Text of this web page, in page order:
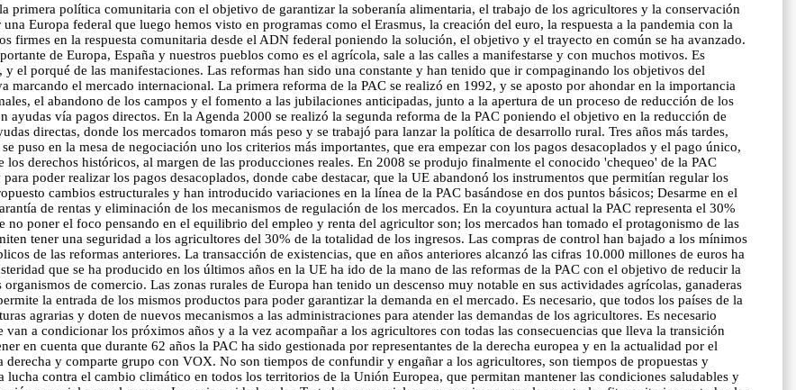
primera política comunitaria con el objetivo de garantizar la soberanía alimentaria, el trabajo de los agricultores y la conservación
Europa federal que luego hemos visto en programas como el Erasmus, la creación del euro, la respuesta a la pandemia con la
firmes en la respuesta comunitaria desde el ADN federal poniendo la solución, el objetivo y el trayecto en común se ha avanzado.
de Europa, España y nuestros pueblos como es el agrícola, sale a las calles a manifestarse y con muchos motivos. Es
el porqué de las manifestaciones. Las reformas han sido una constante y han tenido que ir compaginando los objetivos del
el mercado internacional. La primera reforma de la PAC se realizó en 1992, y se aposto por ahondar en la importancia
el abandono de los campos y el fomento a las jubilaciones anticipadas, junto a la apertura de un proceso de reducción de los
ayudas vía pagos directos. En la Agenda 2000 se realizó la segunda reforma de la PAC poniendo el objetivo en la reducción de
directas, donde los mercados tomaron más peso y se trabajó para lanzar la política de desarrollo rural. Tres años más tardes,
puso en la mesa de negociación uno los criterios más importantes, que era empezar con los pagos desacoplados y el pago único,
derechos históricos, al margen de las producciones reales. En 2008 se produjo finalmente el conocido 'chequeo' de la PAC
poder realizar los pagos desacoplados, donde cabe destacar, que la UE abandonó los instrumentos que permitían regular los
cambios estructurales y han introducido variaciones en la línea de la PAC basándose en dos puntos básicos; Desarme en el
de rentas y eliminación de los mecanismos de regulación de los mercados. En la coyuntura actual la PAC representa el 30%
no poner el foco pensando en el equilibrio del empleo y renta del agricultor son; los mercados han tomado el protagonismo de las
tener una seguridad a los agricultores del 30% de la totalidad de los ingresos. Las compras de control han bajado a los mínimos
de las reformas anteriores. La transacción de existencias, que en años anteriores alcanzó las cifras 10.000 millones de euros ha
que se ha producido en los últimos años en la UE ha ido de la mano de las reformas de la PAC con el objetivo de reducir la
de comercio. Las zonas rurales de Europa han tenido un descenso muy notable en sus actividades agrícolas, ganaderas
la entrada de los mismos productos para poder garantizar la demanda en el mercado. Es necesario, que todos los países de la
agrarias y doten de nuevos mecanismos a las administraciones para atender las demandas de los agricultores. Es necesario
a condicionar los próximos años y a la vez acompañar a los agricultores con todas las consecuencias que lleva la transición
en cuenta que durante 62 años la PAC ha sido gestionada por representantes de la derecha europea y en la actualidad por el
y comparte grupo con VOX. No son tiempos de confundir y engañar a los agricultores, son tiempos de propuestas y
lucha contra el cambio climático en todos los territorios de la Unión Europea, que permitan mantener las condiciones saludables y